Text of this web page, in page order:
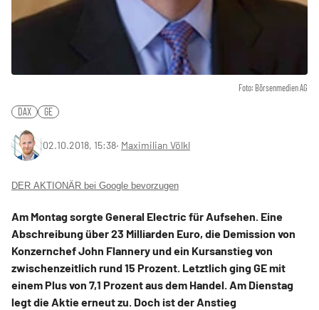
Foto: Börsenmedien AG
DAX GE
02.10.2018, 15:38‧ Maximilian Völkl
DER AKTIONÄR bei Google bevorzugen
Am Montag sorgte General Electric für Aufsehen. Eine
Abschreibung über 23 Milliarden Euro, die Demission von
Konzernchef John Flannery und ein Kursanstieg von
zwischenzeitlich rund 15 Prozent. Letztlich ging GE mit
einem Plus von 7,1 Prozent aus dem Handel. Am Dienstag
legt die Aktie erneut zu. Doch ist der Anstieg